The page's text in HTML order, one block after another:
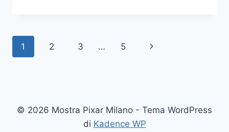
TUTTE
NOTTE
Navigazione
1 2 3 … 5
Pagina
© 2026 Mostra Pixar Milano - Tema WordPress
di Kadence WP